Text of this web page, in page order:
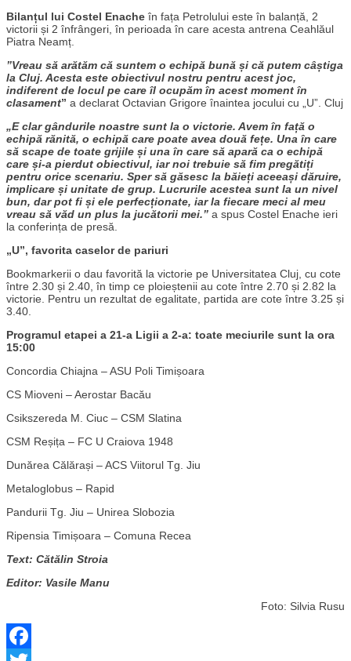
Bilanțul lui Costel Enache în fața Petrolului este în balanță, 2
victorii și 2 înfrângeri, în perioada în care acesta antrena Ceahlăul
Piatra Neamț.
”Vreau să arătăm că suntem o echipă bună și că putem câștiga
la Cluj. Acesta este obiectivul nostru pentru acest joc,
indiferent de locul pe care îl ocupăm în acest moment în
clasament” a declarat Octavian Grigore înaintea jocului cu „U”. Cluj
„E clar gândurile noastre sunt la o victorie. Avem în față o
echipă rănită, o echipă care poate avea două fețe. Una în care
să scape de toate grijile și una în care să apară ca o echipă
care și-a pierdut obiectivul, iar noi trebuie să fim pregătiți
pentru orice scenariu. Sper să găsesc la băieți aceeași dăruire,
implicare și unitate de grup. Lucrurile acestea sunt la un nivel
bun, dar pot fi și ele perfecționate, iar la fiecare meci al meu
vreau să văd un plus la jucătorii mei.” a spus Costel Enache ieri
la conferința de presă.
„U”, favorita caselor de pariuri
Bookmarkerii o dau favorită la victorie pe Universitatea Cluj, cu cote
între 2.30 și 2.40, în timp ce ploieștenii au cote între 2.70 și 2.82 la
victorie. Pentru un rezultat de egalitate, partida are cote între 3.25 și
3.40.
Programul etapei a 21-a Ligii a 2-a: toate meciurile sunt la ora
15:00
Concordia Chiajna – ASU Poli Timișoara
CS Mioveni – Aerostar Bacău
Csikszereda M. Ciuc – CSM Slatina
CSM Reșița – FC U Craiova 1948
Dunărea Călărași – ACS Viitorul Tg. Jiu
Metaloglobus – Rapid
Pandurii Tg. Jiu – Unirea Slobozia
Ripensia Timișoara – Comuna Recea
Text: Cătălin Stroia
Editor: Vasile Manu
Foto: Silvia Rusu